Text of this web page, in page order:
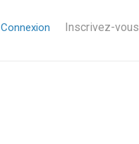
Connexion Inscrivez-vous